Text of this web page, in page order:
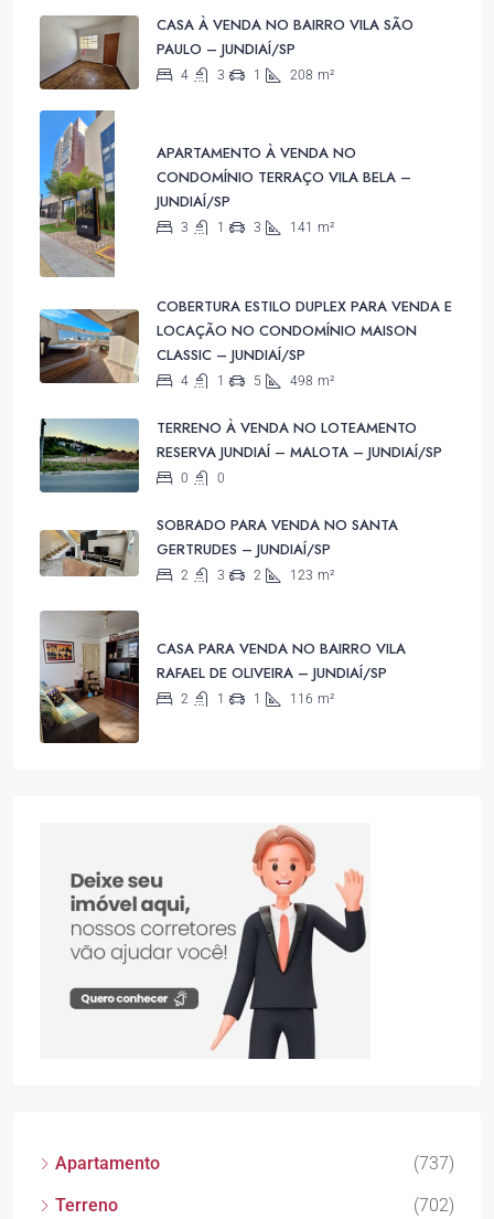
CASA À VENDA NO BAIRRO VILA SÃO
PAULO – JUNDIAÍ/SP
4 3 1 208 m²
APARTAMENTO À VENDA NO
CONDOMÍNIO TERRAÇO VILA BELA –
JUNDIAÍ/SP
3 1 3 141 m²
COBERTURA ESTILO DUPLEX PARA VENDA E
LOCAÇÃO NO CONDOMÍNIO MAISON
CLASSIC – JUNDIAÍ/SP
4 1 5 498 m²
TERRENO À VENDA NO LOTEAMENTO
RESERVA JUNDIAÍ – MALOTA – JUNDIAÍ/SP
0 0
SOBRADO PARA VENDA NO SANTA
GERTRUDES – JUNDIAÍ/SP
2 3 2 123 m²
CASA PARA VENDA NO BAIRRO VILA
RAFAEL DE OLIVEIRA – JUNDIAÍ/SP
2 1 1 116 m²
Apartamento
(737)
Terreno
(702)